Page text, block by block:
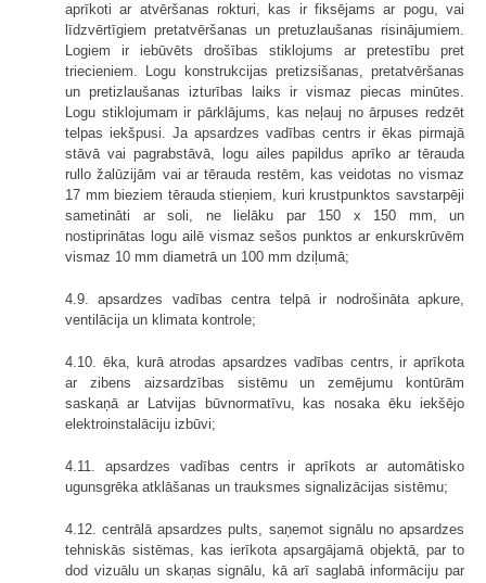
aprīkoti ar atvēršanas rokturi, kas ir fiksējams ar pogu, vai
līdzvērtīgiem pretatvēršanas un pretuzlaušanas risinājumiem.
Logiem ir iebūvēts drošības stiklojums ar pretestību pret
triecieniem. Logu konstrukcijas pretizsišanas, pretatvēršanas
un pretizlaušanas izturības laiks ir vismaz piecas minūtes.
Logu stiklojumam ir pārklājums, kas neļauj no ārpuses redzēt
telpas iekšpusi. Ja apsardzes vadības centrs ir ēkas pirmajā
stāvā vai pagrabstāvā, logu ailes papildus aprīko ar tērauda
rullo žalūzijām vai ar tērauda restēm, kas veidotas no vismaz
17 mm bieziem tērauda stieņiem, kuri krustpunktos savstarpēji
sametināti ar soli, ne lielāku par 150 x 150 mm, un
nostiprinātas logu ailē vismaz sešos punktos ar enkurskrūvēm
vismaz 10 mm diametrā un 100 mm dziļumā;
4.9. apsardzes vadības centra telpā ir nodrošināta apkure,
ventilācija un klimata kontrole;
4.10. ēka, kurā atrodas apsardzes vadības centrs, ir aprīkota
ar zibens aizsardzības sistēmu un zemējumu kontūrām
saskaņā ar Latvijas būvnormatīvu, kas nosaka ēku iekšējo
elektroinstalāciju izbūvi;
4.11. apsardzes vadības centrs ir aprīkots ar automātisko
ugunsgrēka atklāšanas un trauksmes signalizācijas sistēmu;
4.12. centrālā apsardzes pults, saņemot signālu no apsardzes
tehniskās sistēmas, kas ierīkota apsargājamā objektā, par to
dod vizuālu un skaņas signālu, kā arī saglabā informāciju par